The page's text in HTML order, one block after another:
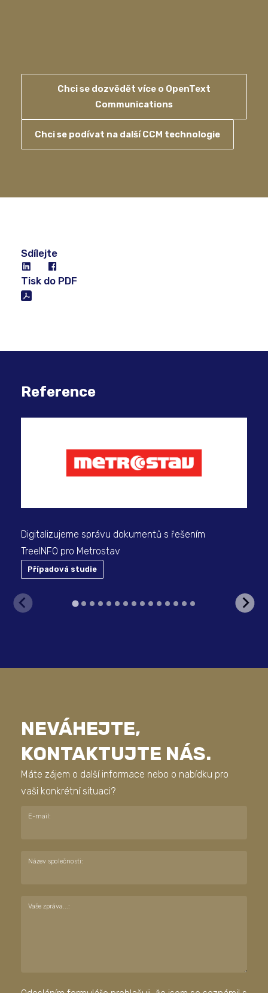
Chci se dozvědět více o OpenText
Communications
Chci se podívat na další CCM technologie
Sdílejte
Tisk do PDF
Reference
Digitalizujeme správu dokumentů s řešením
TreeINFO pro Metrostav
Případová studie
NEVÁHEJTE,
KONTAKTUJTE NÁS.
Máte zájem o další informace nebo o nabídku pro
vaši konkrétní situaci?
E-mail:
Název společnosti:
Vaše zpráva...: